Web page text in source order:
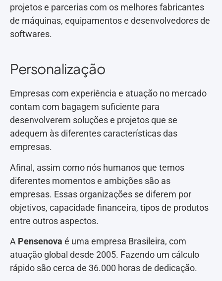
projetos e parcerias com os melhores fabricantes
de máquinas, equipamentos e desenvolvedores de
softwares.
Personalização
Empresas com experiência e atuação no mercado
contam com bagagem suficiente para
desenvolverem soluções e projetos que se
adequem às diferentes características das
empresas.
Afinal, assim como nós humanos que temos
diferentes momentos e ambições são as
empresas. Essas organizações se diferem por
objetivos, capacidade financeira, tipos de produtos
entre outros aspectos.
A Pensenova é uma empresa Brasileira, com
atuação global desde 2005. Fazendo um cálculo
rápido são cerca de 36.000 horas de dedicação.